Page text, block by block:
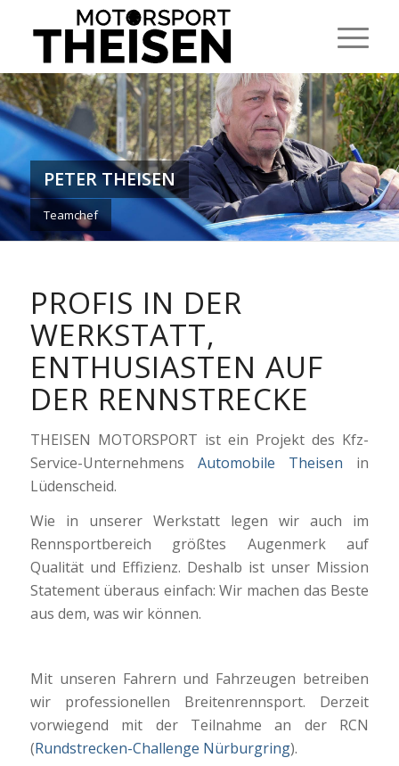
PETER THEISEN
Teamchef
PROFIS IN DER
WERKSTATT,
ENTHUSIASTEN AUF
DER RENNSTRECKE
THEISEN MOTORSPORT ist ein Projekt des Kfz-
Service-Unternehmens Automobile Theisen in
Lüdenscheid.
Wie in unserer Werkstatt legen wir auch im
Rennsportbereich größtes Augenmerk auf
Qualität und Effizienz. Deshalb ist unser Mission
Statement überaus einfach: Wir machen das Beste
aus dem, was wir können.
Mit unseren Fahrern und Fahrzeugen betreiben
wir professionellen Breitenrennsport. Derzeit
vorwiegend mit der Teilnahme an der RCN
(Rundstrecken-Challenge Nürburgring).